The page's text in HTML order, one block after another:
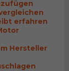
erfahren
Hersteller